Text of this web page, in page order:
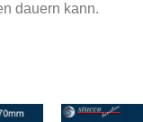
dauern kann.